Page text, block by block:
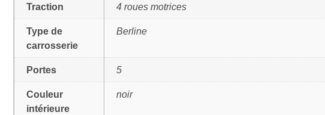
Traction 4 roues motrices
Type de
carrosserie
Berline
Portes 5
Couleur
intérieure
noir